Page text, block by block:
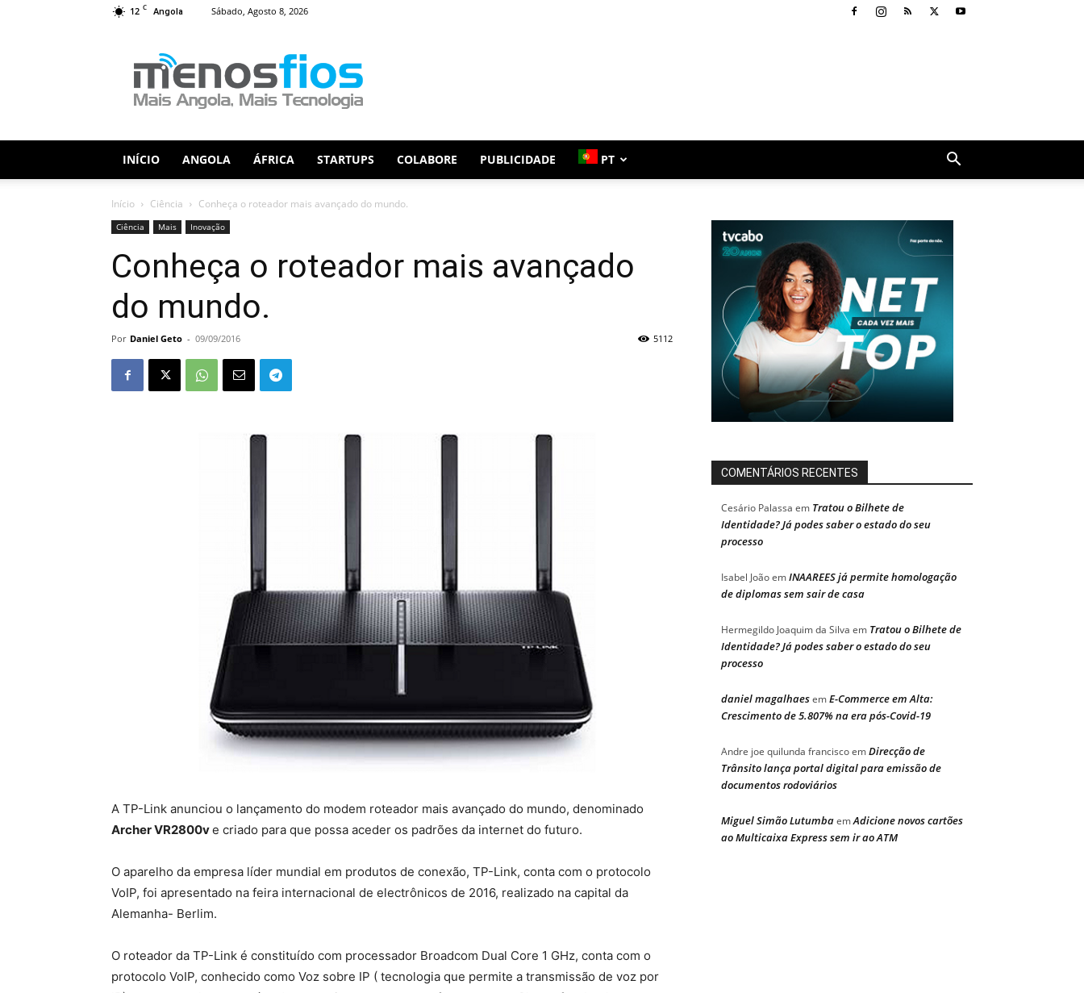
12 C Angola Sábado, Agosto 8, 2026
Fios
INÍCIO ANGOLA ÁFRICA STARTUPS COLABORE PUBLICIDADE PT
Início Ciência Conheça o roteador mais avançado do mundo.
Ciência Mais Inovação
Conheça o roteador mais avançado
do mundo.
Por Daniel Geto - 09/09/2016 5112
A TP-Link anunciou o lançamento do modem roteador mais avançado do mundo, denominado
Archer VR2800ve criado para que possa aceder os padrões da internet do futuro.
O aparelho da empresa líder mundial em produtos de conexão, TP-Link, conta com o protocolo
VoIP, foi apresentado na feira internacional de electrônicos de 2016, realizado na capital da
Alemanha- Berlim.
O roteador da TP-Link é constituído com processador Broadcom Dual Core 1 GHz, conta com o
protocolo VoIP, conhecido como Voz sobre IP ( tecnologia que permite a transmissão de voz por
COMENTÁRIOS RECENTES
Cesário Palassa em Tratou o Bilhete de
Identidade? Já podes saber o estado do seu
processo
Isabel JoãoemINAAREES já permite homologação
de diplomas sem sair de casa
Hermegildo Joaquim da Silva em Tratou o Bilhete de
Identidade? Já podes saber o estado do seu
processo
daniel magalhaesemE-Commerce em Alta:
Crescimento de 5.807% na era pós-Covid-19
Andre joe quilunda franciscoemDirecção de
Trânsito lança portal digital para emissão de
documentos rodoviários
Miguel Simão LutumbaemAdicione novos cartões
ao Multicaixa Express sem ir ao ATM